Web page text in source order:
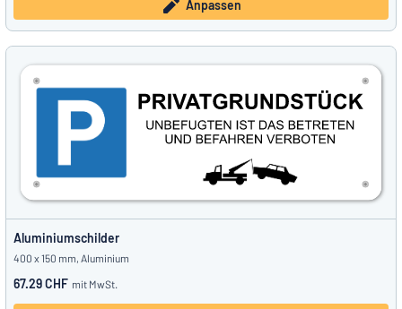
Anpassen
Aluminiumschilder
400 x 150 mm, Aluminium
67.29 CHF mit MwSt.